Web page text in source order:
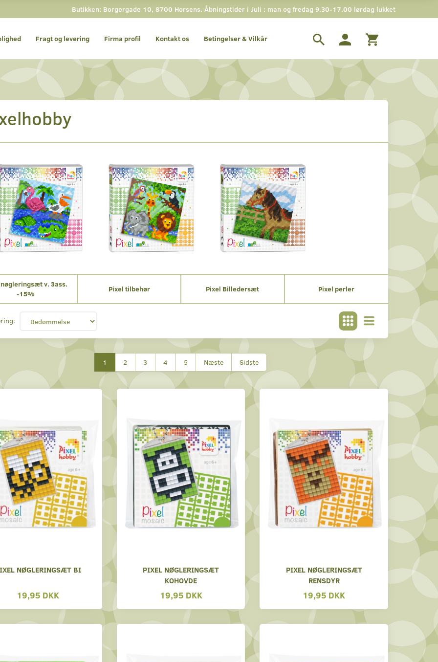
Butikken: Borgergade 10, 8700 Horsens. Åbningstider i Juli : man og fredag 9.30-17.00 lørdag lukket
Fragt og levering Firma profil Kontakt os Betingelser & Vilkår
v. 3ass.
-15%
Pixel tilbehør Pixel Billedersæt Pixel perler
1 2 3 4 5 Næste Sidste
NØGLERINGSÆT BI
19,95 DKK
PIXEL NØGLERINGSÆT
KOHOVDE
19,95 DKK
PIXEL NØGLERINGSÆT
RENSDYR
19,95 DKK